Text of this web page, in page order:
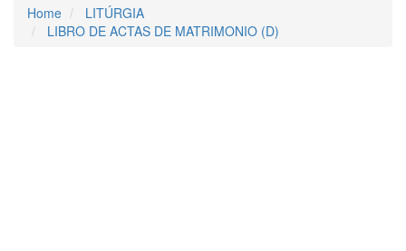
Home
LITÚRGIA
LIBRO DE ACTAS DE MATRIMONIO (D)